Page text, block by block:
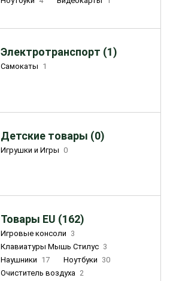
Электротранспорт (1)
Самокаты 1
Детские товары (0)
Игрушки и Игры 0
Товары EU (162)
Игровые консоли 3
Клавиатуры Мышь Стилус 3
Наушники 17 Ноутбуки 30
Очиститель воздуха 2